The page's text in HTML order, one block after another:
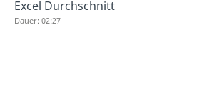
Excel Durchschnitt
Dauer: 02:27